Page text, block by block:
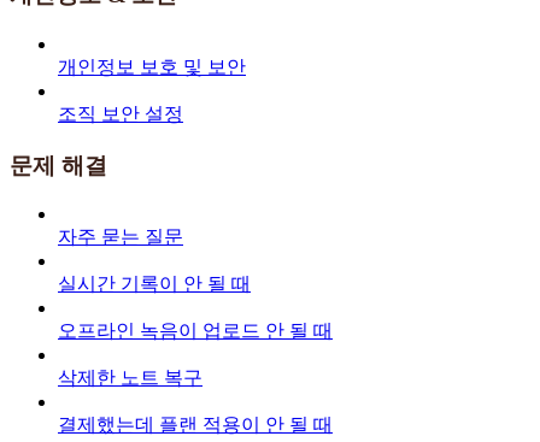
개인정보 보호 및 보안
조직 보안 설정
문제 해결
자주 묻는 질문
실시간 기록이 안 될 때
오프라인 녹음이 업로드 안 될 때
삭제한 노트 복구
결제했는데 플랜 적용이 안 될 때